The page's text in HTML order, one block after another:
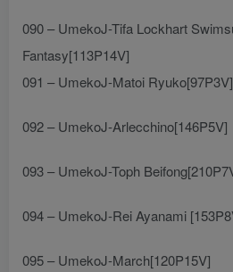
090 – UmekoJ-Tifa Lockhart
Fantasy[113P14V]
091 – UmekoJ-Matoi Ryuko[97P3V]
092 – UmekoJ-Arlecchino[146P5V]
093 – UmekoJ-Toph
094 – UmekoJ-Rei Ayanami
095 – UmekoJ-March[120P15V]